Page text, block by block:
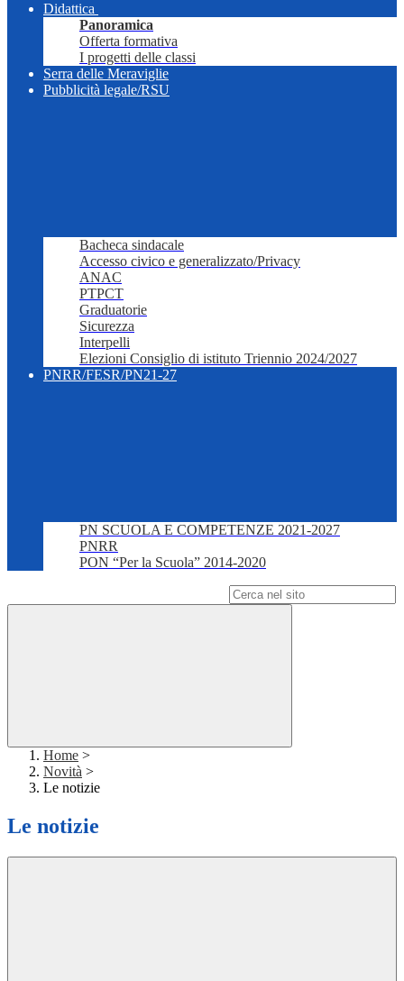
Didattica
Panoramica
Offerta formativa
I progetti delle classi
Serra delle Meraviglie
Pubblicità legale/RSU
Bacheca sindacale
Accesso civico e generalizzato/Privacy
ANAC
PTPCT
Graduatorie
Sicurezza
Interpelli
Elezioni Consiglio di istituto Triennio 2024/2027
PNRR/FESR/PN21-27
PN SCUOLA E COMPETENZE 2021-2027
PNRR
PON “Per la Scuola” 2014-2020
Home >
Novità >
Le notizie
Le notizie